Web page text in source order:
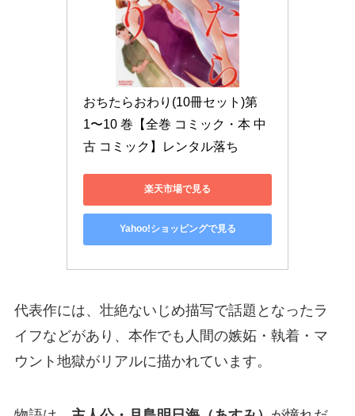
おちたらおわり(10冊セット)第
1〜10 巻【全巻 コミック・本 中
古 コミック】レンタル落ち
楽天市場で見る
Yahoo!ショッピングで見る
代表作には、壮絶ないじめ描写で話題となったラ
イフなどがあり、本作でも人間の嫉妬・執着・マ
ウント地獄がリアルに描かれています。